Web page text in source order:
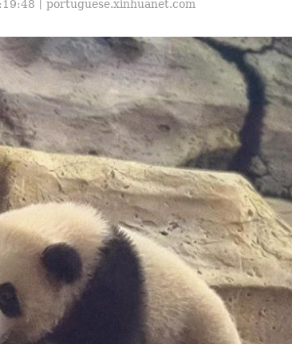
丨 portuguese.xinhuanet.com